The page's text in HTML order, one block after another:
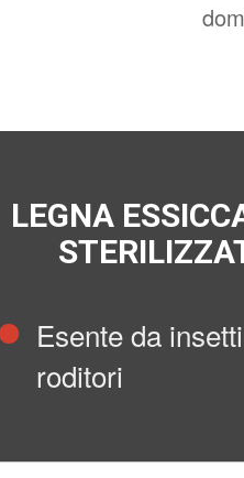
LEGNA
Esente da
roditori